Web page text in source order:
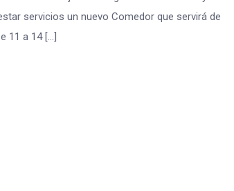
servicios un nuevo Comedor que servirá de
11 a 14 […]